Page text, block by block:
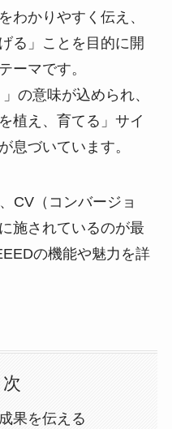
わかりやすく伝え、
る」ことを目的に開
ーマです。
の意味が込められ、
植え、育てる」サイ
息づいています。
CV（コンバージョ
施されているのが最
の機能や魅力を詳
次
果を伝える